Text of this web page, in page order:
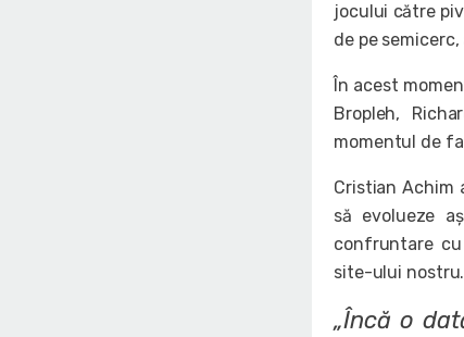
jocului către
de pe
În acest
Bropleh,
momentul de
Cristian Achim
să evolueze
confruntare
site-ului
„Încă o